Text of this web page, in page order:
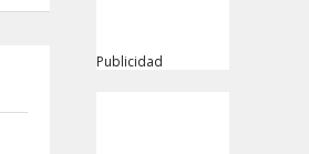
Publicidad